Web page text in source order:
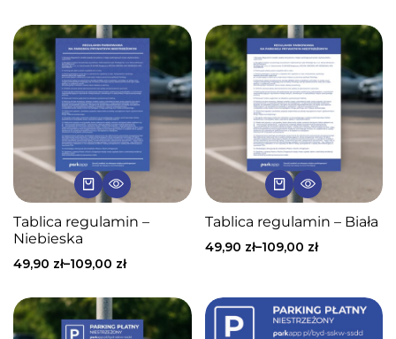
Tablica regulamin –
Niebieska
49,90 zł–109,00 zł
Tablica regulamin – Biała
49,90 zł–109,00 zł